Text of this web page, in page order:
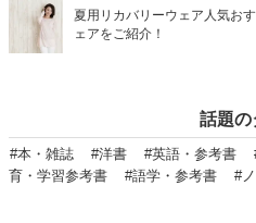
夏用リカバリーウェア人気お
ェアをご紹介！
話題の
#本・雑誌 #洋書 #英語・参考書
育・学習参考書
#語学・参考書 #